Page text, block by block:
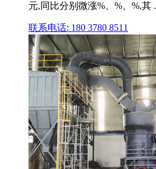
元,同比分别微涨%、%、%,其 .
联系电话: 180 3780 8511